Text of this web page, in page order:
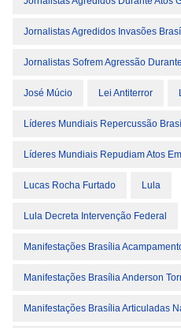
Jornalistas Agredidos Invasões
Jornalistas Sofrem Agressão
José Múcio Lei Antiterror
Líderes Mundiais Repercussão
Líderes Mundiais Repudiam Atos
Lucas Rocha Furtado Lula
Lula Decreta Intervenção Federal
Manifestações Brasília
Manifestações Brasília Anderson
Manifestações Brasília Articuladas